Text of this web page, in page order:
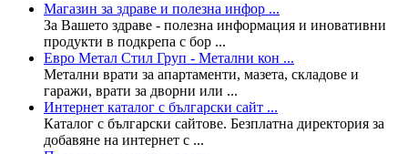
Магазин за здраве и полезна инфор ...
За Вашето здраве - полезна информация и иновативни
продукти в подкрепа с бор ...
Евро Метал Стил Груп - Метални кон ...
Метални врати за апартаменти, мазета, складове и
гаражи, врати за дворни или ...
Интернет каталог с български сайт ...
Каталог с български сайтове. Безплатна директория за
добавяне на интернет с ...